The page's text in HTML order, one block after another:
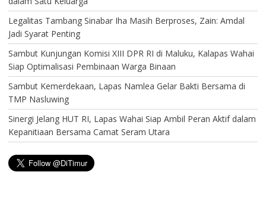
Legalitas Tambang Sinabar Iha Masih Berproses, Zain: Amdal
Jadi Syarat Penting
Sambut Kunjungan Komisi XIII DPR RI di Maluku, Kalapas Wahai
Siap Optimalisasi Pembinaan Warga Binaan
Sambut Kemerdekaan, Lapas Namlea Gelar Bakti Bersama di
TMP Nasluwing
Sinergi Jelang HUT RI, Lapas Wahai Siap Ambil Peran Aktif dalam
Kepanitiaan Bersama Camat Seram Utara